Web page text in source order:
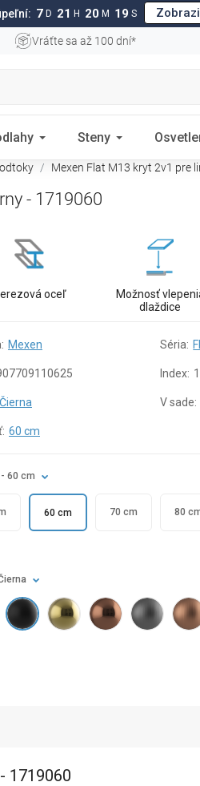
7 D 21 H 20 M 18 S
Vráťte sa až 100 dní*
Steny
Mexen Flat M13 kryt 2v1 pre
- 1719060
oceľ
Možnosť
dlaždice
Mexen Séria:
Index:
Čierna V sade:
60 cm
60 cm
60 cm 70 cm 80
1719060